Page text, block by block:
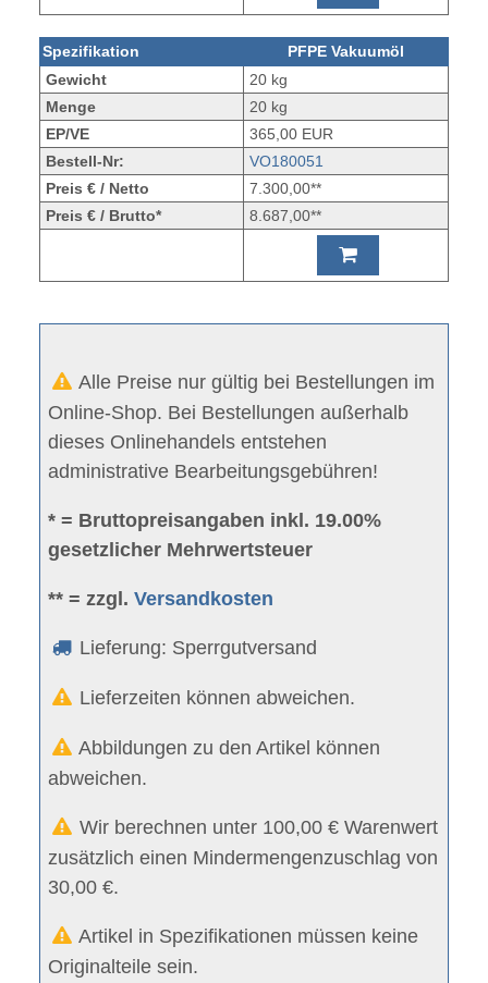
Spezifikation
PFPE Vakuumöl
Gewicht
20 kg
Menge
20 kg
EP/VE
365,00 EUR
Bestell-Nr:
VO180051
Preis € / Netto
7.300,00**
Preis € / Brutto*
8.687,00**
Alle Preise nur gültig bei Bestellungen im
Online-Shop. Bei Bestellungen außerhalb
dieses Onlinehandels entstehen
administrative Bearbeitungsgebühren!
* = Bruttopreisangaben inkl. 19.00%
gesetzlicher Mehrwertsteuer
** = zzgl.Versandkosten
Lieferung: Sperrgutversand
Lieferzeiten können abweichen.
Abbildungen zu den Artikel können
abweichen.
Wir berechnen unter 100,00 € Warenwert
zusätzlich einen Mindermengenzuschlag von
30,00 €.
Artikel in Spezifikationen müssen keine
Originalteile sein.